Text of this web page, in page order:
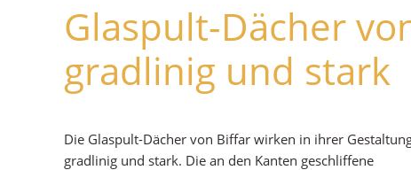
Glaspult-Dächer
gradlinig und stark
Die Glaspult-Dächer von Biffar wirken in ihrer
gradlinig und stark. Die an den Kanten geschliffene